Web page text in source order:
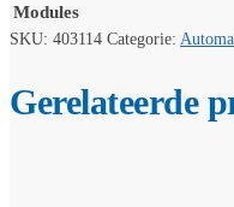
Modules
SKU: 403114 Categorie:
Gerelateerde